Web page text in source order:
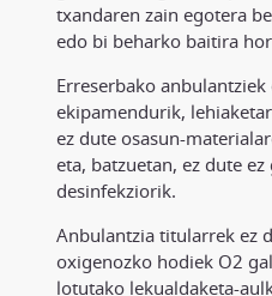
txandaren zain egotera
edo bi beharko baitira
Erreserbako
ekipamendurik,
ez dute osasun-
eta, batzuetan, ez dute
desinfekziorik.
Anbulantzia titularrek ez
oxigenozko hodiek O2
lotutako lekualdaketa-